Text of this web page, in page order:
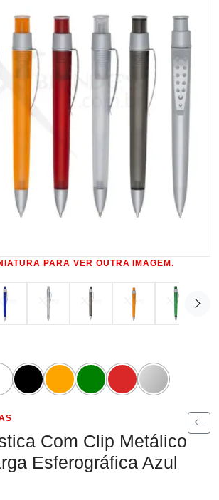
PARA VER OUTRA IMAGEM.
Com Clip Metálico
Esferográfica Azul